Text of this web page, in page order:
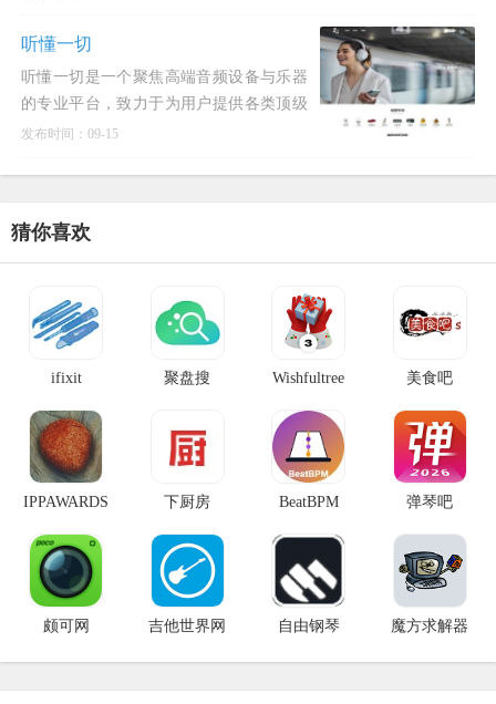
美，学习书法之道。以观书法是一本中国
书法大字典，可查询行、草、隶、
听懂一切
听懂一切是一个聚焦高端音频设备与乐器
的专业平台，致力于为用户提供各类顶级
音频产品的最新试听信息与详细介绍，涵
发布时间：09-15
猜你喜欢
ifixit 聚盘搜 Wishfultree 美食吧
IPPAWARDS 下厨房 BeatBPM 弹琴吧
颇可网 吉他世界网 自由钢琴 魔方求解器